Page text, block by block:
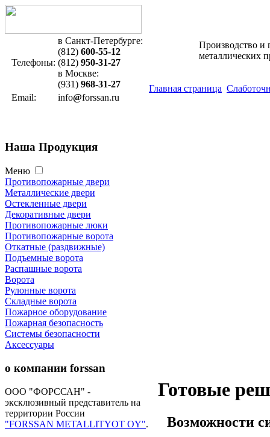
Телефоны:
в Санкт-Петербурге:
(812) 600-55-12
(812) 950-31-27
в Москве:
(931) 968-31-27
Email:
info@forssan.ru
Производство и
металлических
Главная страница
Наша Продукция
Меню
Противопожарные двери
Металлические двери
Остекленные двери
Декоративные двери
Противопожарные люки
Противопожарные ворота
Откатные (раздвижные)
Подъемные ворота
Распашные ворота
Ворота
Рулонные ворота
Складные ворота
Пожарное оборудование
Пожарная безопасность
Системы безопасности
Аксессуары
о компании forssan
ООО "ФОРССАН" -
эксклюзивный представитель на
территории России
"FORSSAN METALLITYOT OY".
Готовые
Возможности